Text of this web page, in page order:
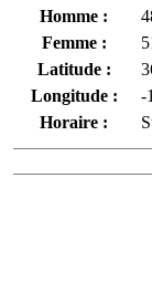
Homme :
Femme :
Latitude :
Longitude :
-
Horaire :